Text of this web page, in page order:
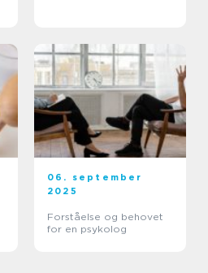
06. september
2025
Forståelse og behovet
for en psykolog